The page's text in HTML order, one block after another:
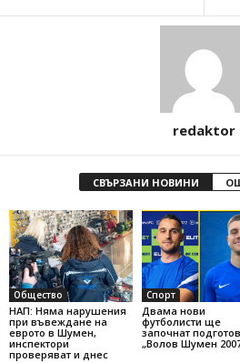
redaktor
СВЪРЗАНИ НОВИНИ
Общество
НАП: Няма нарушения
при въвеждане на
еврото в Шумен,
инспектори
проверяват и днес
Спорт
Двама нови
футболисти ще
започнат
„Волов Шумен